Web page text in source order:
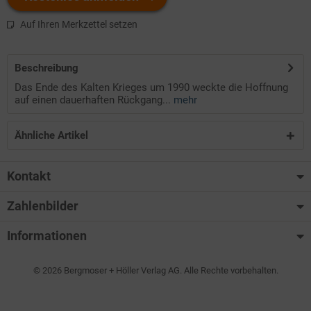
Auf Ihren Merkzettel setzen
Beschreibung
Das Ende des Kalten Krieges um 1990 weckte die Hoffnung
auf einen dauerhaften Rückgang... mehr
Ähnliche Artikel
Kontakt
Zahlenbilder
Informationen
© 2026 Bergmoser + Höller Verlag AG. Alle Rechte vorbehalten.